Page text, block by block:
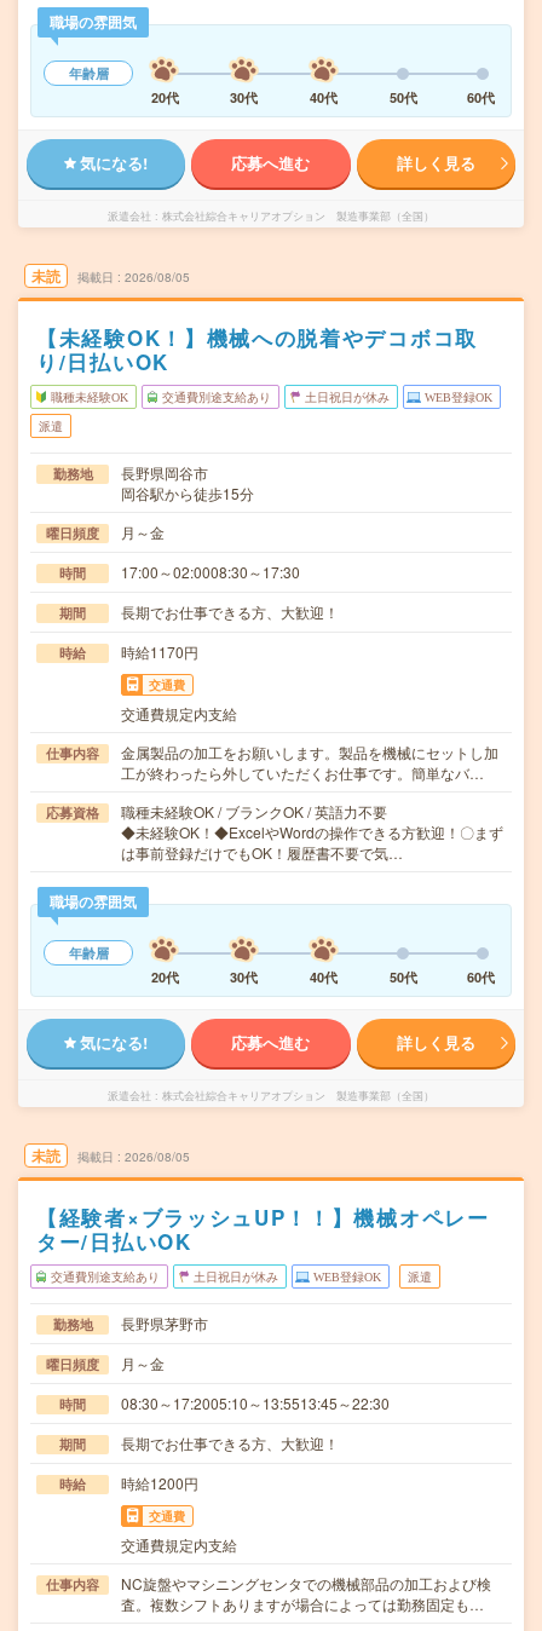
職場の雰囲気
年齢層
20代
30代 40代 50代 60代
気になる! 応募へ進む 詳しく見る
派遣会社 株式会社綜合キャリアオプション 製造事業部（全国）
未読 掲載日 2026/08/05
【未経験OK！】機械への脱着やデコボコ取
り/日払いOK
職種未経験OK 交通費別途支給あり 土日祝日が休み WEB登録OK
派遣
勤務地
長野県岡谷市
岡谷駅から徒歩15分
曜日頻度 月～金
時間 17:00～02:0008:30～17:30
期間 長期でお仕事できる方、大歓迎！
時給 時給1170円
交通費
交通費規定内支給
仕事内容
金属製品の加工をお願いします。製品を機械にセットし加
工が終わったら外していただくお仕事です。簡単なバ…
応募資格
職種未経験OK / ブランクOK / 英語力不要
◆未経験OK！◆ExcelやWordの操作できる方歓迎！〇まず
は事前登録だけでもOK！履歴書不要で気…
職場の雰囲気
年齢層
20代
30代 40代 50代 60代
気になる! 応募へ進む 詳しく見る
派遣会社 株式会社綜合キャリアオプション 製造事業部（全国）
未読 掲載日 2026/08/05
【経験者×ブラッシュUP！！】機械オペレー
ター/日払いOK
交通費別途支給あり 土日祝日が休み WEB登録OK 派遣
勤務地 長野県茅野市
曜日頻度 月～金
時間 08:30～17:2005:10～13:5513:45～22:30
期間 長期でお仕事できる方、大歓迎！
時給 時給1200円
交通費
交通費規定内支給
仕事内容
NC旋盤やマシニングセンタでの機械部品の加工および検
査。複数シフトありますが場合によっては勤務固定も…